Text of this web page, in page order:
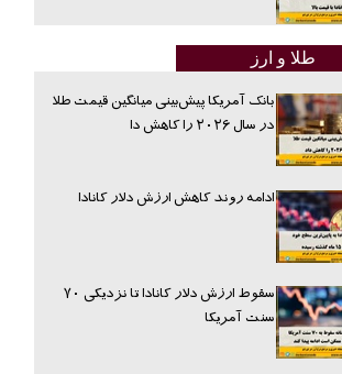
طلا و ارز
بانک آمریکا پیش‌بینی میانگین قیمت طلا
در سال ۲۰۲۶ را کاهش دا
ادامه روند کاهش ارزش دلار کانادا
سقوط ارزش دلار کانادا تا نزدیکی ۷۰
سنت آمریکا